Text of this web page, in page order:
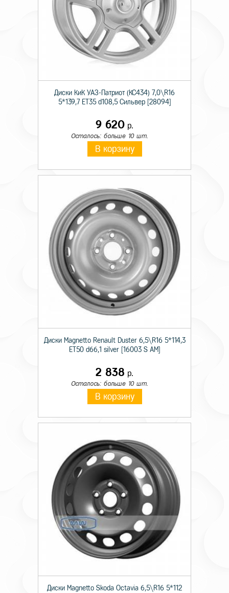
Диски КиК УАЗ-Патриот (КС434) 7,0\R16
5*139,7 ET35 d108,5 Сильвер [28094]
9 620 р.
Осталось: больше 10 шт.
В корзину
Диски Magnetto Renault Duster 6,5\R16 5*114,3
ET50 d66,1 silver [16003 S AM]
2 838 р.
Осталось: больше 10 шт.
В корзину
Диски Magnetto Skoda Octavia 6,5\R16 5*112